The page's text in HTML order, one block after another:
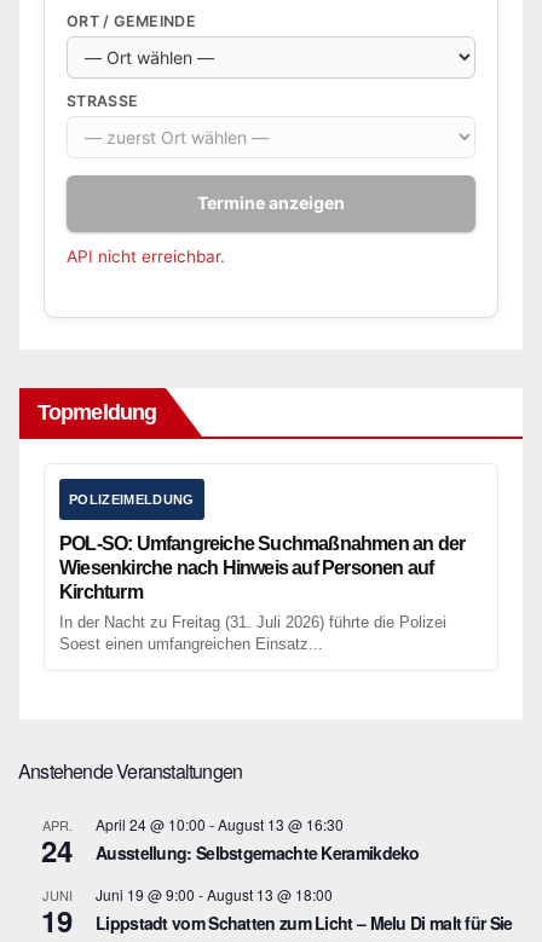
ORT / GEMEINDE
STRASSE
Termine anzeigen
API nicht erreichbar.
Topmeldung
POLIZEIMELDUNG
POL-SO: Umfangreiche Suchmaßnahmen an der
Wiesenkirche nach Hinweis auf Personen auf
Kirchturm
In der Nacht zu Freitag (31. Juli 2026) führte die Polizei
Soest einen umfangreichen Einsatz...
Anstehende Veranstaltungen
APR.
24
April 24 @ 10:00 -August 13 @ 16:30
Ausstellung: Selbstgemachte Keramikdeko
JUNI
19
Juni 19 @ 9:00 -August 13 @ 18:00
Lippstadt vom Schatten zum Licht – Melu Di malt für Sie